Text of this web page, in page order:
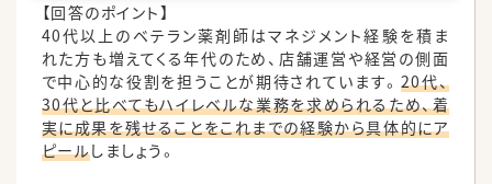
【回答のポイント】
40代以上のベテラン薬剤師はマネジメント経験を積ま
れた方も増えてくる年代のため、店舗運営や経営の側面
で中心的な役割を担うことが期待されています。 20代、
30代と比べてもハイレベルな業務を求められるため、着
実に成果を残せることをこれまでの経験から具体的にア
ピールしましょう。